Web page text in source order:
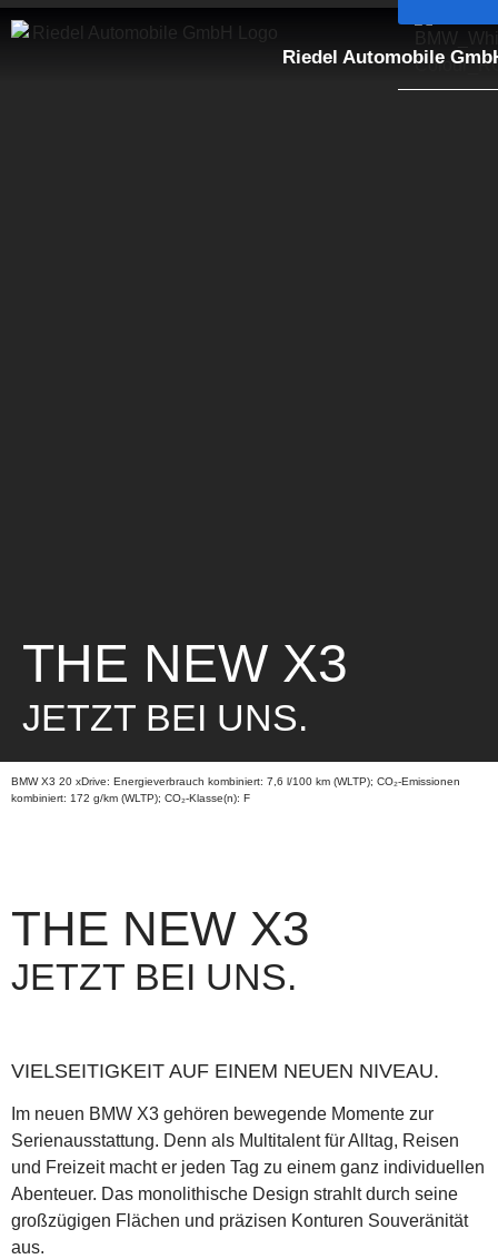
Riedel Automobile
THE NEW X3
JETZT BEI UNS.
BMW X3 20 xDrive: Energieverbrauch kombiniert: 7,6 l/100 km (WLTP); CO₂-Emissionen
kombiniert: 172 g/km (WLTP); CO₂-Klasse(n): F
THE NEW X3
JETZT BEI UNS.
VIELSEITIGKEIT AUF EINEM NEUEN NIVEAU.
Im neuen BMW X3 gehören bewegende Momente zur
Serienausstattung. Denn als Multitalent für Alltag, Reisen
und Freizeit macht er jeden Tag zu einem ganz individuellen
Abenteuer. Das monolithische Design strahlt durch seine
großzügigen Flächen und präzisen Konturen Souveränität
aus.